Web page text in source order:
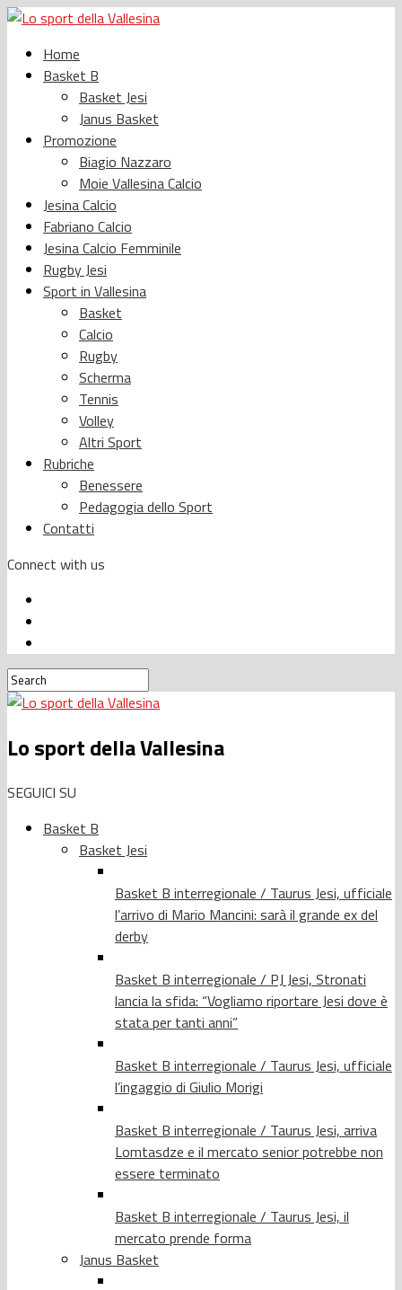
Home
Basket B
Basket Jesi
Janus Basket
Promozione
Biagio Nazzaro
Moie Vallesina Calcio
Jesina Calcio
Fabriano Calcio
Jesina Calcio Femminile
Rugby Jesi
Sport in Vallesina
Basket
Calcio
Rugby
Scherma
Tennis
Volley
Altri Sport
Rubriche
Benessere
Pedagogia dello Sport
Contatti
Connect with us
Lo sport della Vallesina
SEGUICI SU
Basket B
Basket Jesi
Basket B interregionale / Taurus Jesi, ufficiale
l’arrivo di Mario Mancini: sarà il grande ex del
derby
Basket B interregionale / PJ Jesi, Stronati
lancia la sfida: “Vogliamo riportare Jesi dove è
stata per tanti anni”
Basket B interregionale / Taurus Jesi, ufficiale
l’ingaggio di Giulio Morigi
Basket B interregionale / Taurus Jesi, arriva
Lomtasdze e il mercato senior potrebbe non
essere terminato
Basket B interregionale / Taurus Jesi, il
mercato prende forma
Janus Basket